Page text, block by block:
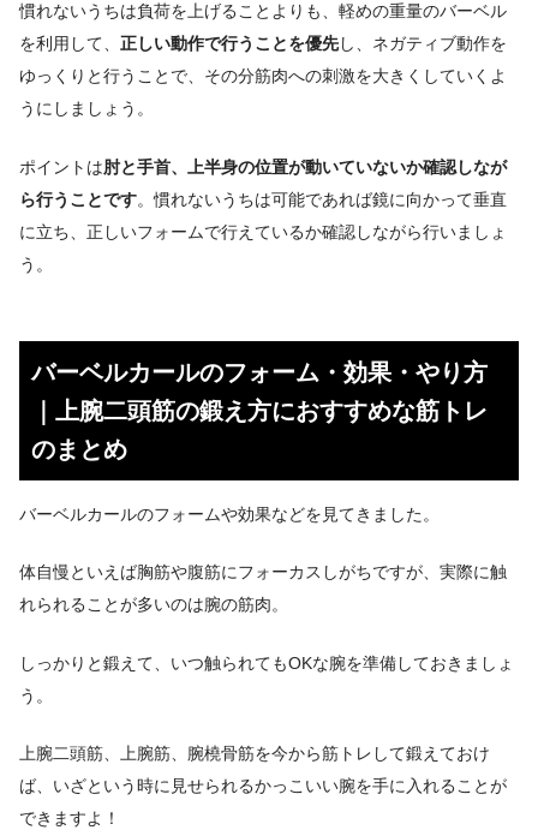
慣れないうちは負荷を上げることよりも、軽めの重量のバーベル
を利用して、 正しい動作で行うことを優先し、ネガティブ動作を
ゆっくりと行うことで、その分筋肉への刺激を大きくしていくよ
うにしましょう。
ポイントは肘と手首、上半身の位置が動いていないか確認しなが
ら行うことです。慣れないうちは可能であれば鏡に向かって垂直
に立ち、正しいフォームで行えているか確認しながら行いましょ
う。
バーベルカールのフォーム・効果・やり方
｜上腕二頭筋の鍛え方におすすめな筋トレ
のまとめ
バーベルカールのフォームや効果などを見てきました。
体自慢といえば胸筋や腹筋にフォーカスしがちですが、実際に触
れられることが多いのは腕の筋肉。
しっかりと鍛えて、いつ触られてもOKな腕を準備しておきましょ
う。
上腕二頭筋、上腕筋、腕橈骨筋を今から筋トレして鍛えておけ
ば、いざという時に見せられるかっこいい腕を手に入れることが
できますよ！